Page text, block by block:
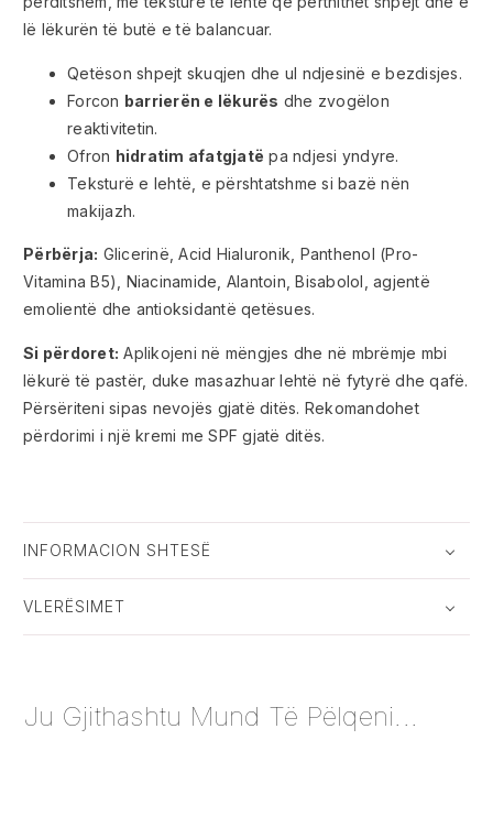
lë lëkurën të butë e të balancuar.
Qetëson shpejt skuqjen dhe ul ndjesinë e bezdisjes.
Forcon barrierën e lëkurës dhe zvogëlon
reaktivitetin.
Ofron hidratim afatgjatë pa ndjesi yndyre.
Teksturë e lehtë, e përshtatshme si bazë nën
makijazh.
Përbërja: Glicerinë, Acid Hialuronik, Panthenol (Pro-
Vitamina B5), Niacinamide, Alantoin, Bisabolol, agjentë
emolientë dhe antioksidantë qetësues.
Si përdoret: Aplikojeni në mëngjes dhe në mbrëmje mbi
lëkurë të pastër, duke masazhuar lehtë në fytyrë dhe qafë.
Përsëriteni sipas nevojës gjatë ditës. Rekomandohet
përdorimi i një kremi me SPF gjatë ditës.
INFORMACION SHTESË
VLERËSIMET
Ju Gjithashtu Mund Të Pëlqeni...